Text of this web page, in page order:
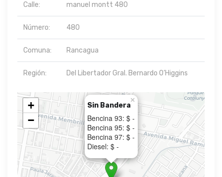
Calle: manuel montt 480
Número: 480
Comuna: Rancagua
Región: Del Libertador Gral. Bernardo O’Higgins
Sin Bandera
Bencina 93: $ -
Bencina 95: $ -
Bencina 97: $ -
Diesel: $ -
×
+
−